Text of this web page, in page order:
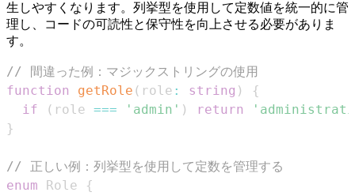
生しやすくなります。列挙型を使用して定数値を統一的に管
理し、コードの可読性と保守性を向上させる必要がありま
す。
// 間違った例：マジックストリングの使用
function
getRole ( role : string )
{
if
( role === 'admin' ) return
}
// 正しい例：列挙型を使用して定数を管理する
enum
Role
{